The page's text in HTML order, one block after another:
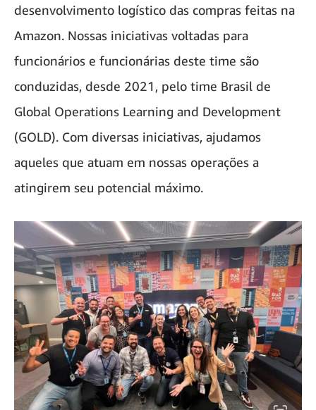
desenvolvimento logístico das compras feitas na
Amazon. Nossas iniciativas voltadas para
funcionários e funcionárias deste time são
conduzidas, desde 2021, pelo time Brasil de
Global Operations Learning and Development
(GOLD). Com diversas iniciativas, ajudamos
aqueles que atuam em nossas operações a
atingirem seu potencial máximo.